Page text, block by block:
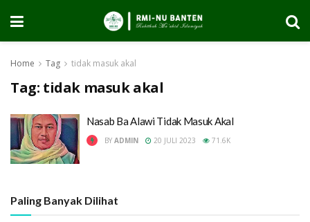
Home Tag tidak masuk akal
Tag: tidak masuk akal
Nasab Ba Alawi Tidak Masuk Akal
BY ADMIN 20 JULI 2023 71.6K
Paling Banyak Dilihat